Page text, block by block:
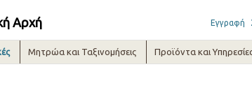
Αρχή Εγγραφή
Μητρώα και Ταξινομήσεις Προϊόντα και